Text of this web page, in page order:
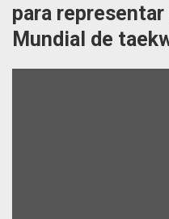
para
Mundial de